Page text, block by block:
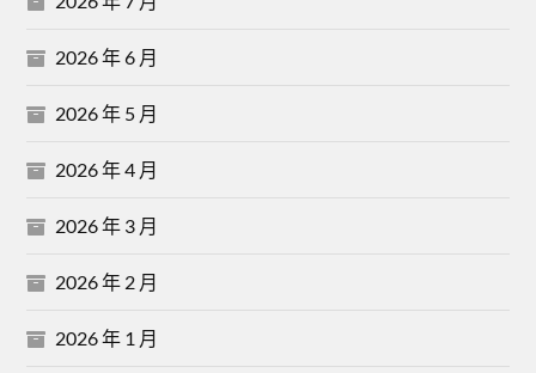
2026 年 6 月
2026 年 5 月
2026 年 4 月
2026 年 3 月
2026 年 2 月
2026 年 1 月